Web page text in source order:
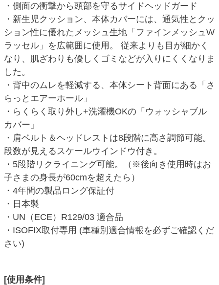
・側面の衝撃から頭部を守るサイドヘッドガード
・新生児クッション、本体カバーには、通気性とクッ
ション性に優れたメッシュ生地「ファインメッシュW
ラッセル」を広範囲に使用。 従来よりも目が細かく
なり、肌ざわりも優しくゴミなどが入りにくくなりま
した。
・背中のムレを軽減する、本体シート背面にある「さ
らっとエアーホール」
・らくらく取り外し+洗濯機OKの「ウォッシャブル
カバー」
・肩ベルト＆ヘッドレストは8段階に高さ調節可能。
段数が見えるスケールウインドウ付き。
・5段階リクライニング可能。（※後向き使用時はお
子さまの身長が60cmを超えたら）
・4年間の製品ロング保証付
・日本製
・UN（ECE）R129/03 適合品
・ISOFIX取付専用 (車種別適合情報を必ずご確認くだ
さい)
[使用条件]